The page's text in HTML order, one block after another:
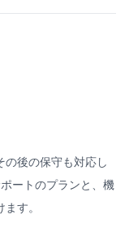
の後の保守も対応し
ートのプランと、機
す。